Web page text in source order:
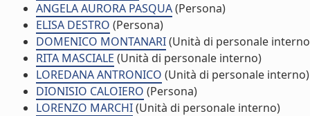
ANGELA AURORA PASQUA(Persona)
ELISA DESTRO (Persona)
DOMENICO MONTANARI(Unità di personale
RITA MASCIALE (Unità di personale interno)
LOREDANA ANTRONICO (Unità di personale interno)
DIONISIO CALOIERO (Persona)
LORENZO MARCHI(Unità di personale interno)